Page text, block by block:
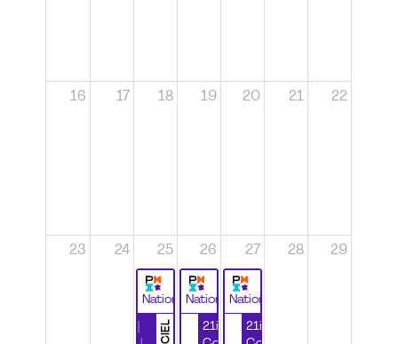
16 17 18 19 20 21 22
23 24 25
National
26
National
21ième
27
National
21ième
28 29